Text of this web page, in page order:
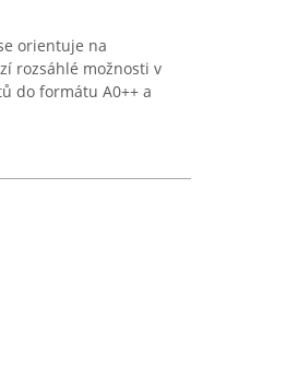
orientuje na
rozsáhlé možnosti v
do formátu A0++ a